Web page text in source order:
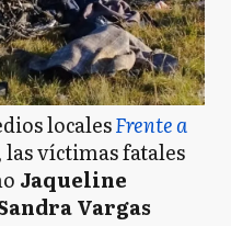
localesFrente a
las víctimas fatales
Jaqueline
Vargas